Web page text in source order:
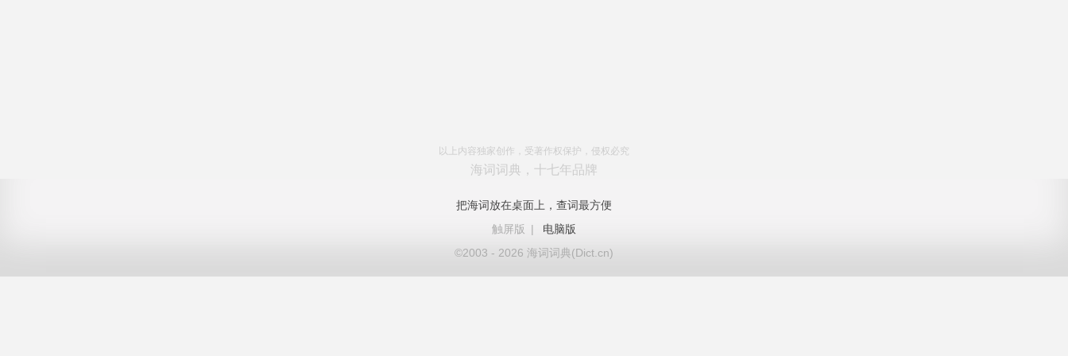
以上内容独家创作，受著作权保护，侵权必究
海词词典，十七年品牌
把海词放在桌面上，查词最方便
触屏版
|
电脑版
©2003 - 2026 海词词典(Dict.cn)